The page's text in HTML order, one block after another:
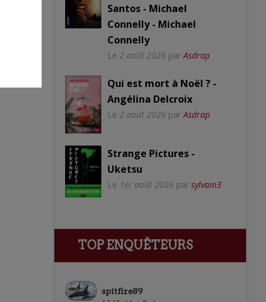
Santos - Michael
Connelly - Michael
Connelly
Le 2 août 2026 par Asdrap
Qui est mort à Noël ? -
Angélina Delcroix
Le 2 août 2026 par Asdrap
Strange Pictures -
Uketsu
Le 1er août 2026 par sylvain3
TOP ENQUÊTEURS
spitfire89